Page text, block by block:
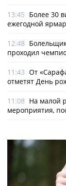
13:45 Более 30
ежегодной
12:48
проходил
11:43 От
отметят День
11:08 На малой
мероприятия,